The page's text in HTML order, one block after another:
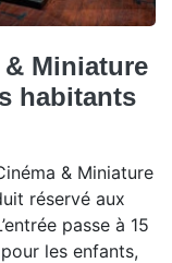
Miniature
habitants
& Miniature
réservé aux
passe à 15
les enfants,